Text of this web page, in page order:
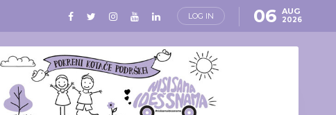
LOG IN 06 AUG
2026